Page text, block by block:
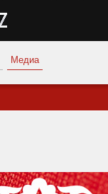
Медиа